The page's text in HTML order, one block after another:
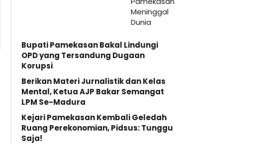
Bupati Pamekasan Bakal Lindungi
OPD yang Tersandung Dugaan
Korupsi
Berikan Materi Jurnalistik dan Kelas
Mental, Ketua AJP Bakar Semangat
LPM Se-Madura
Kejari Pamekasan Kembali Geledah
Ruang Perekonomian, Pidsus: Tunggu
Saja!